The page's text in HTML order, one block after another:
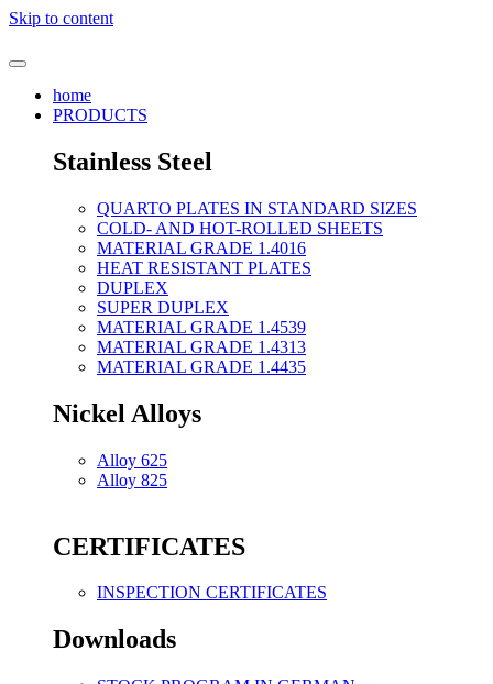
Skip to content
home
PRODUCTS
Stainless Steel
QUARTO PLATES IN STANDARD SIZES
COLD- AND HOT-ROLLED SHEETS
MATERIAL GRADE 1.4016
HEAT RESISTANT PLATES
DUPLEX
SUPER DUPLEX
MATERIAL GRADE 1.4539
MATERIAL GRADE 1.4313
MATERIAL GRADE 1.4435
Nickel Alloys
Alloy 625
Alloy 825
CERTIFICATES
INSPECTION CERTIFICATES
Downloads